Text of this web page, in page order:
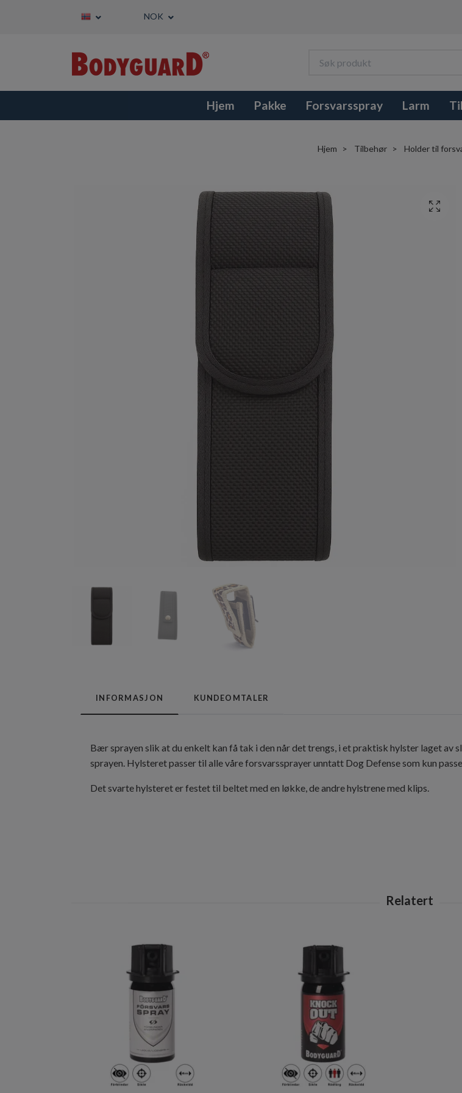
NOK
Hjem Pakke Forsvarsspray Larm
Hjem Tilbehør Holder til
INFORMASJON KUNDEOMTALER
Bær sprayen slik at du enkelt kan få tak i den når det trengs, i et praktisk hylster laget
sprayen. Hylsteret passer til alle våre forsvarssprayer unntatt Dog Defense som kun
Det svarte hylsteret er festet til beltet med en løkke, de andre hylstrene med klips.